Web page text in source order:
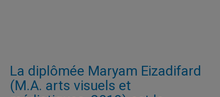
La diplômée Maryam Eizadifard
(M.A. arts visuels et